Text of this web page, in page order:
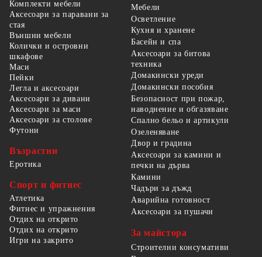
Комплекти мебели
Аксесоари за паравани за
стая
Външни мебели
Колички и островни
шкафове
Маси
Пейки
Легла и аксесоари
Аксесоари за дивани
Аксесоари за маси
Аксесоари за столове
Футони
Възрастни
Еротика
Спорт и фитнес
Атлетика
Фитнес и упражнения
Отдих на открито
Отдих на открито
Игри на закрито
Мебели
Осветление
Кухня и хранене
Басейн и спа
Аксесоари за битова
техника
Домакински уреди
Домакински пособия
Безопасност при пожар,
наводнение и обгазяване
Спално бельо и артикули
Озеленяване
Двор и градина
Аксесоари за камини и
печки на дърва
Камини
Чадъри за дъжд
Аварийна готовност
Аксесоари за пушачи
За майстора
Строителни консумативи